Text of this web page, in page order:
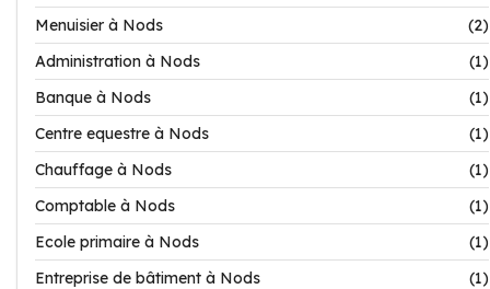
Menuisier à Nods
(2)
Administration à Nods
(1)
Banque à Nods
(1)
Centre equestre à Nods
(1)
Chauffage à Nods
(1)
Comptable à Nods
(1)
Ecole primaire à Nods
(1)
Entreprise de bâtiment à Nods
(1)